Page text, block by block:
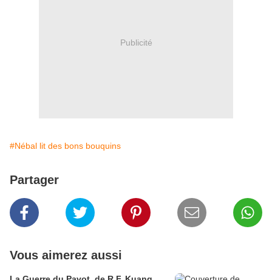
Publicité
#Nébal lit des bons bouquins
Partager
Vous aimerez aussi